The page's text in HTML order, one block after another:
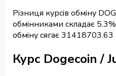
Різниця курсів обміну
обмінниками складає
обміну сягає
Курс Dogecoin /